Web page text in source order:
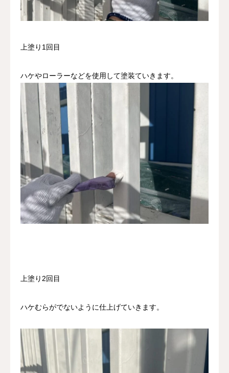
上塗り1回目
ハケやローラーなどを使用して塗装ていきます。
上塗り2回目
ハケむらがでないように仕上げていきます。